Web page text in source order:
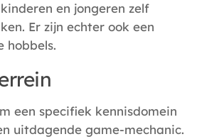
en jongeren zelf
Er zijn echter ook een
hobbels.
een specifiek kennisdomein
uitdagende game-mechanic.